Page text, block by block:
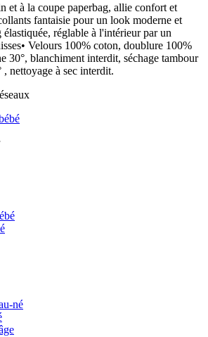
et à la coupe paperbag, allie confort et
fantaisie pour un look moderne et
élastiquée, réglable à l'intérieur par un
Velours 100% coton, doublure 100%
30°, blanchiment interdit, séchage tambour
, nettoyage à sec interdit.
né